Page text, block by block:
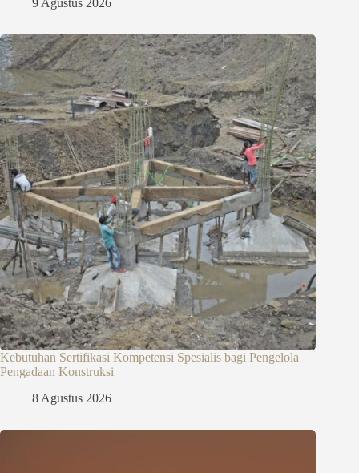
9 Agustus 2026
Kebutuhan Sertifikasi Kompetensi Spesialis bagi Pengelola
Pengadaan Konstruksi
8 Agustus 2026